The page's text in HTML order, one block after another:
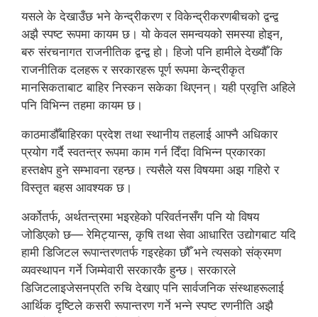
यसले के देखाउँछ भने केन्द्रीकरण र विकेन्द्रीकरणबीचको द्वन्द्व
अझै स्पष्ट रूपमा कायम छ। यो केवल समन्वयको समस्या होइन,
बरु संरचनागत राजनीतिक द्वन्द्व हो। हिजो पनि हामीले देख्यौँ कि
राजनीतिक दलहरू र सरकारहरू पूर्ण रूपमा केन्द्रीकृत
मानसिकताबाट बाहिर निस्कन सकेका थिएनन्। यही प्रवृत्ति अहिले
पनि विभिन्न तहमा कायम छ।
काठमाडौँबाहिरका प्रदेश तथा स्थानीय तहलाई आफ्नै अधिकार
प्रयोग गर्दै स्वतन्त्र रूपमा काम गर्न दिँदा विभिन्न प्रकारका
हस्तक्षेप हुने सम्भावना रहन्छ। त्यसैले यस विषयमा अझ गहिरो र
विस्तृत बहस आवश्यक छ।
अर्कोतर्फ, अर्थतन्त्रमा भइरहेको परिवर्तनसँग पनि यो विषय
जोडिएको छ— रेमिट्यान्स, कृषि तथा सेवा आधारित उद्योगबाट यदि
हामी डिजिटल रूपान्तरणतर्फ गइरहेका छौँ भने त्यसको संक्रमण
व्यवस्थापन गर्ने जिम्मेवारी सरकारकै हुन्छ। सरकारले
डिजिटलाइजेसनप्रति रुचि देखाए पनि सार्वजनिक संस्थाहरूलाई
आर्थिक दृष्टिले कसरी रूपान्तरण गर्ने भन्ने स्पष्ट रणनीति अझै